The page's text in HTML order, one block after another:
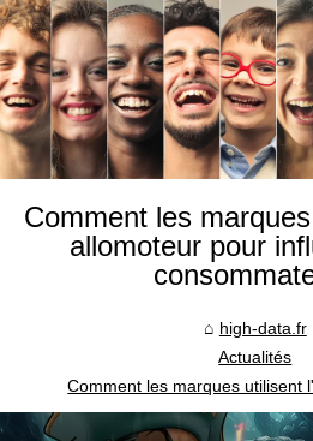
Comment les
allomoteur pour
high-data.fr
Actualités
Comment les marques utilisent